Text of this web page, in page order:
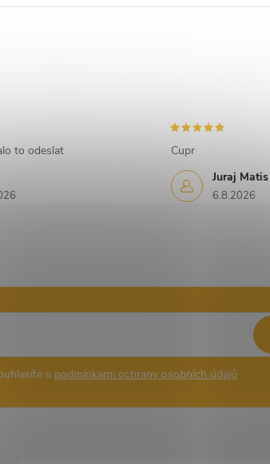
to odeslat
Juraj Matis
6.8.2026
Cupr
s podmínkami ochrany osobních údajů